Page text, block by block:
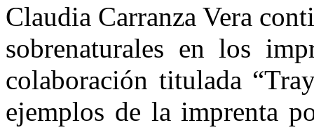
Claudia Carranza Vera
sobrenaturales en los
colaboración titulada
ejemplos de la imprenta